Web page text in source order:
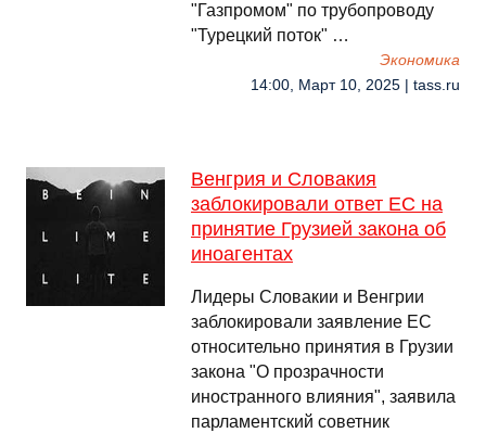
"Газпромом" по трубопроводу
"Турецкий поток" …
Экономика
14:00, Март 10, 2025 | tass.ru
Венгрия и Словакия
заблокировали ответ ЕС на
принятие Грузией закона об
иноагентах
Лидеры Словакии и Венгрии
заблокировали заявление ЕС
относительно принятия в Грузии
закона "О прозрачности
иностранного влияния", заявила
парламентский советник